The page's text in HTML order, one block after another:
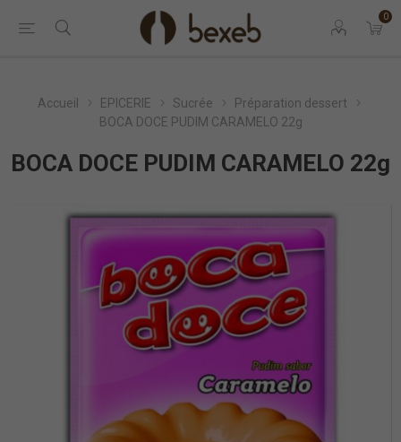
0
Accueil EPICERIE Sucrée
Préparation dessert
BOCA DOCE PUDIM CARAMELO 22g
BOCA DOCE PUDIM CARAMELO 22g